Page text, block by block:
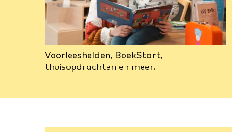
Voorleeshelden, BoekStart,
thuisopdrachten en meer.